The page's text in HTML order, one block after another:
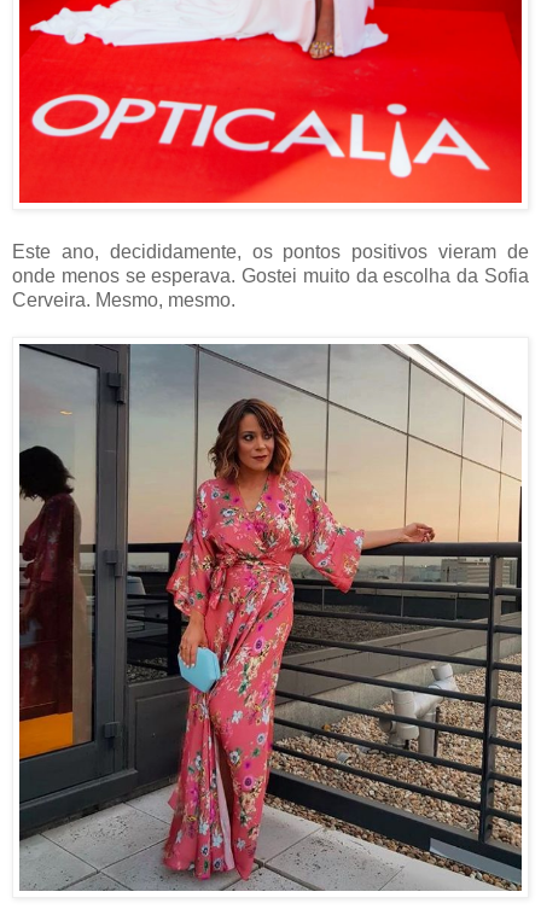
Este ano, decididamente, os pontos positivos vieram de
onde menos se esperava. Gostei muito da escolha da Sofia
Cerveira. Mesmo, mesmo.